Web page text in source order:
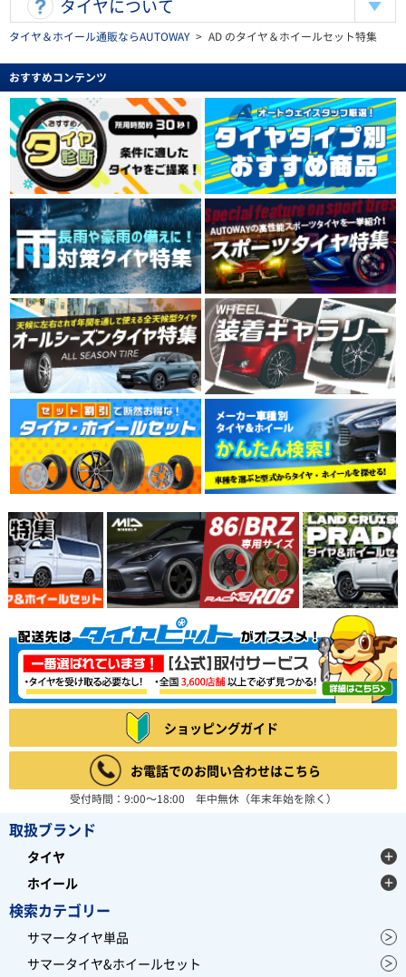
タイヤについて
タイヤ＆ホイール通販ならAUTOWAY > AD のタイヤ＆ホイールセット特集
おすすめコンテンツ
ショッピングガイド
お電話でのお問い合わせはこちら
受付時間：9:00～18:00 年中無休（年末年始を除く）
取扱ブランド
タイヤ
ホイール
検索カテゴリー
サマータイヤ単品
サマータイヤ&ホイールセット